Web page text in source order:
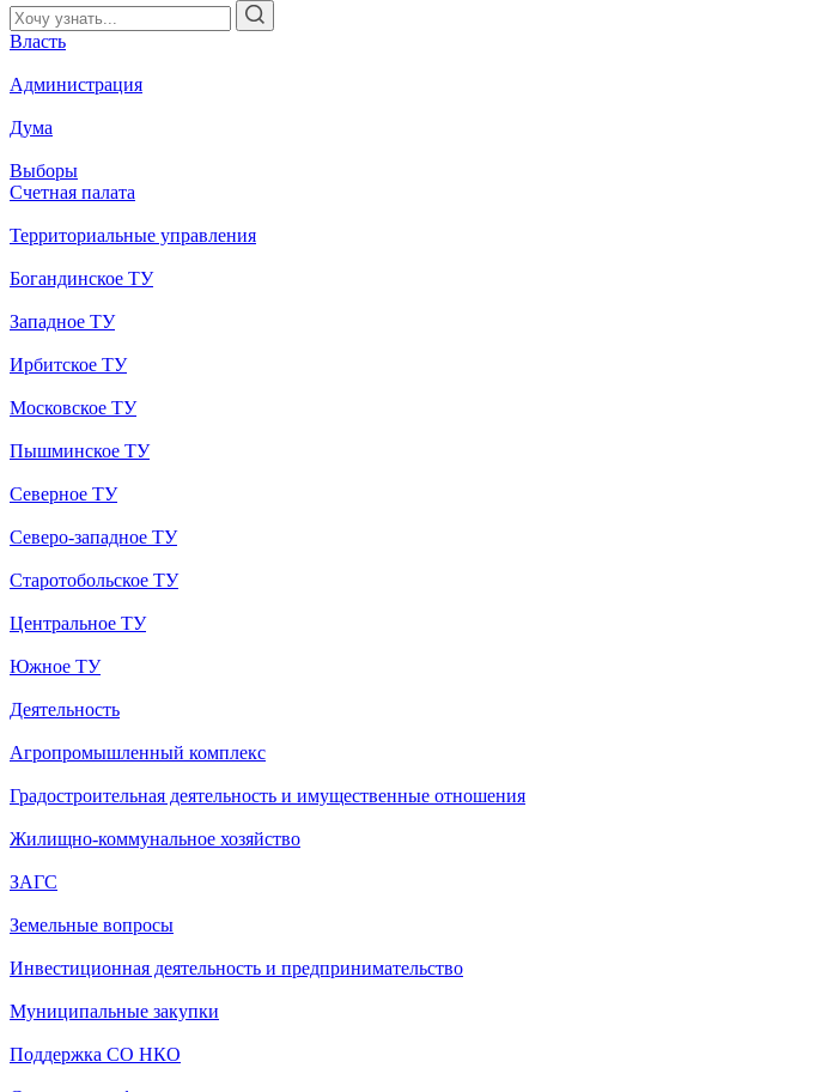
Власть
Администрация
Дума
Выборы
Счетная палата
Территориальные управления
Богандинское ТУ
Западное ТУ
Ирбитское ТУ
Московское ТУ
Пышминское ТУ
Северное ТУ
Северо-западное ТУ
Старотобольское ТУ
Центральное ТУ
Южное ТУ
Деятельность
Агропромышленный комплекс
Градостроительная деятельность и имущественные отношения
Жилищно-коммунальное хозяйство
ЗАГС
Земельные вопросы
Инвестиционная деятельность и предпринимательство
Муниципальные закупки
Поддержка СО НКО